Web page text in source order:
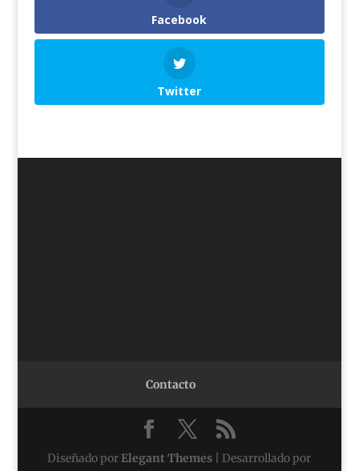
Facebook
Twitter
Contacto
Diseñado porElegant Themes | Desarrollado por